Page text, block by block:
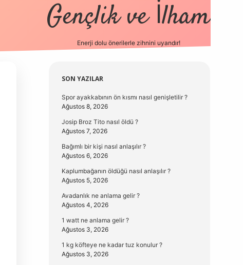
Gençlik ve İlham
Enerji dolu önerilerle zihnini uyandır!
Sidebar
SON YAZILAR
Spor ayakkabının ön kısmı nasıl genişletilir ?
Ağustos 8, 2026
Josip Broz Tito nasıl öldü ?
Ağustos 7, 2026
Bağımlı bir kişi nasıl anlaşılır ?
Ağustos 6, 2026
Kaplumbağanın öldüğü nasıl anlaşılır ?
Ağustos 5, 2026
Avadanlık ne anlama gelir ?
Ağustos 4, 2026
1 watt ne anlama gelir ?
Ağustos 3, 2026
1 kg köfteye ne kadar tuz konulur ?
Ağustos 3, 2026